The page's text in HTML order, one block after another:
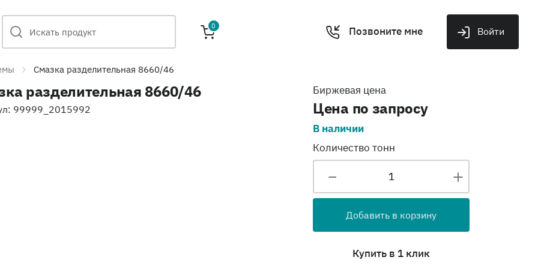
0 Позвоните мне Войти
Смазка разделительная 8660/46
разделительная 8660/46
99999_2015992
Биржевая цена
Цена по запросу
В наличии
Количество тонн
Добавить в корзину
Купить в 1 клик